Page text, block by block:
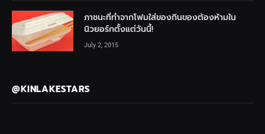
ภาชนะที่ทำจากโฟมใส่ของกินของต้องห้ามใน
นิวยอร์กตั้งแต่วันนี้!
July 2, 2015
@KINLAKESTARS